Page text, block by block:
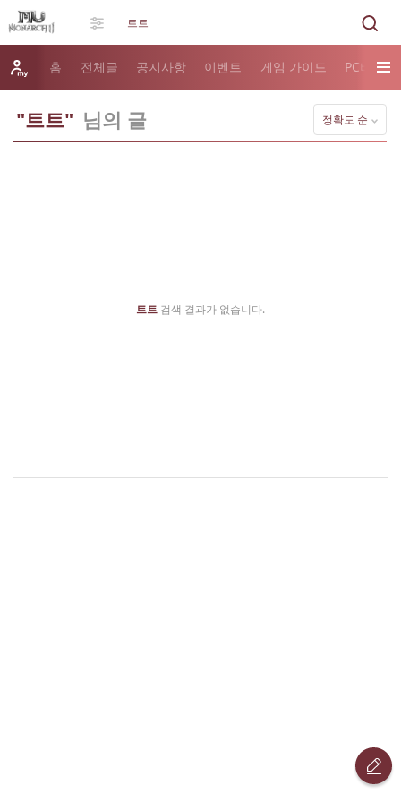
홈 전체글 공지사항 이벤트 게임 가이드 PC버전
"트트" 님의 글 정확도 순
트트 검색 결과가 없습니다.